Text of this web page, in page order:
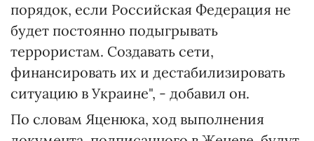
порядок, если Российская Федерация не
будет постоянно подыгрывать
террористам. Создавать сети,
финансировать их и дестабилизировать
ситуацию в Украине", - добавил он.
По словам Яценюка, ход выполнения